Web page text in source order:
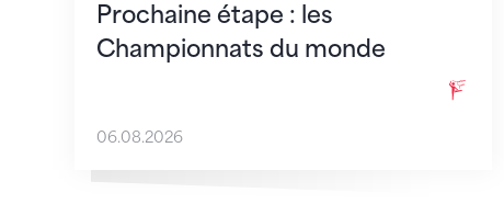
Prochaine étape : les
Championnats du monde
06.08.2026